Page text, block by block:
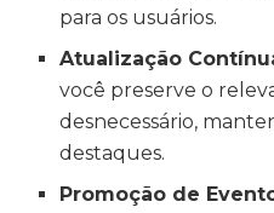
para os usuários.
Atualização
você preserve o
desnecessário,
destaques.
Promoção de